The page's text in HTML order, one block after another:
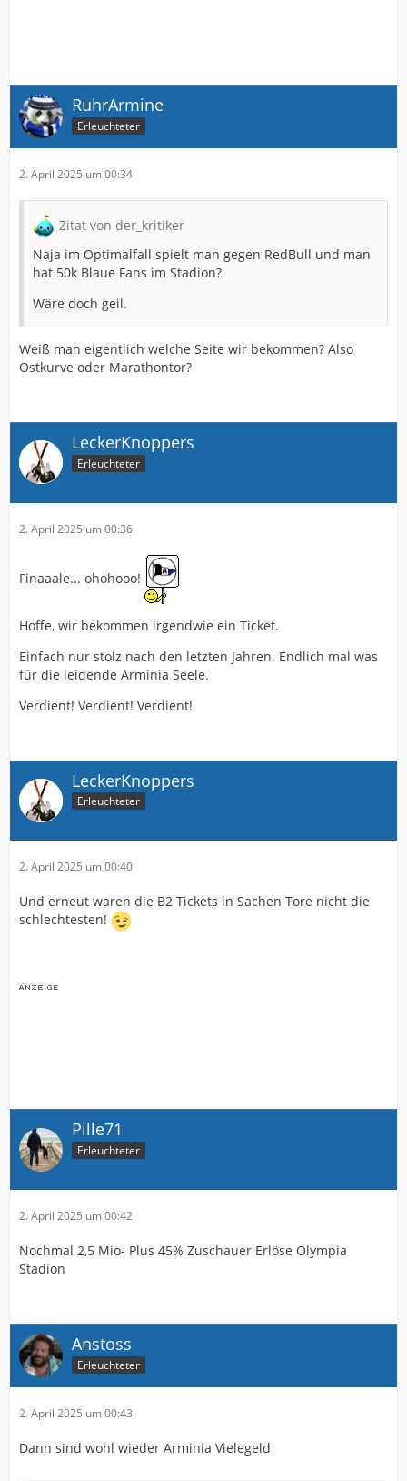
RuhrArmine
Erleuchteter
2. April 2025 um 00:34
Zitat von der_kritiker
Naja im Optimalfall spielt man gegen RedBull und man
hat 50k Blaue Fans im Stadion?
Wäre doch geil.
Weiß man eigentlich welche Seite wir bekommen? Also
Ostkurve oder Marathontor?
LeckerKnoppers
Erleuchteter
2. April 2025 um 00:36
Finaaale... ohohooo!
Hoffe, wir bekommen irgendwie ein Ticket.
Einfach nur stolz nach den letzten Jahren. Endlich mal was
für die leidende Arminia Seele.
Verdient! Verdient! Verdient!
LeckerKnoppers
Erleuchteter
2. April 2025 um 00:40
Und erneut waren die B2 Tickets in Sachen Tore nicht die
schlechtesten!
Pille71
Erleuchteter
2. April 2025 um 00:42
Nochmal 2,5 Mio- Plus 45% Zuschauer Erlöse Olympia
Stadion
Anstoss
Erleuchteter
2. April 2025 um 00:43
Dann sind wohl wieder Arminia Vielegeld